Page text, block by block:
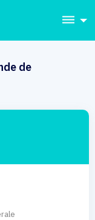
dehaze
de